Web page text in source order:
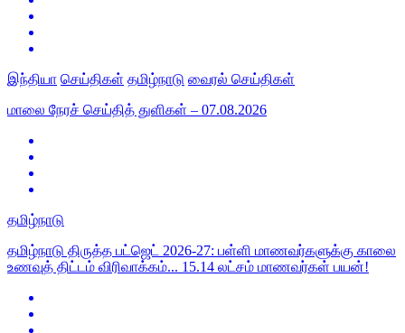
இந்தியா செய்திகள் தமிழ்நாடு வைரல் செய்திகள்
மாலை நேரச் செய்தித் துளிகள் – 07.08.2026
தமிழ்நாடு
தமிழ்நாடு திருத்த பட்ஜெட் 2026-27: பள்ளி மாணவர்களுக்கு காலை
உணவுத் திட்டம் விரிவாக்கம்... 15.14 லட்சம் மாணவர்கள் பயன்!